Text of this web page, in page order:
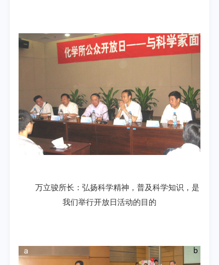
万立骏所长：弘扬科学精神，普及科学知识，是
我们举行开放日活动的目的